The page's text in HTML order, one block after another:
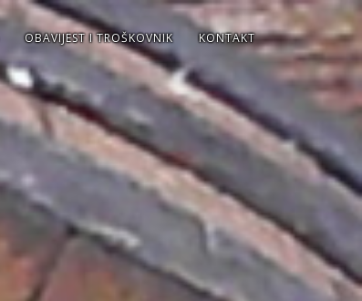
OBAVIJEST I TROŠKOVNIK KONTAKT